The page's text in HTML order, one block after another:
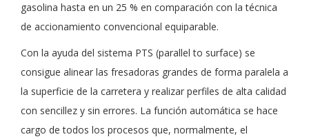
gasolina hasta en un 25 % en comparación con la técnica
de accionamiento convencional equiparable.
Con la ayuda del sistema PTS (parallel to surface) se
consigue alinear las fresadoras grandes de forma paralela a
la superficie de la carretera y realizar perfiles de alta calidad
con sencillez y sin errores. La función automática se hace
cargo de todos los procesos que, normalmente, el